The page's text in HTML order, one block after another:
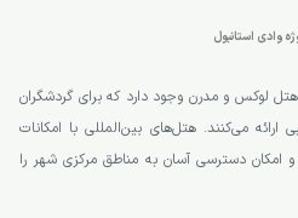
لوکس و مدرن وجود دارد که برای گردشگران
ارائه می‌کنند. هتل‌های بین‌المللی با امکانات
امکان دسترسی آسان به مناطق مرکزی شهر را